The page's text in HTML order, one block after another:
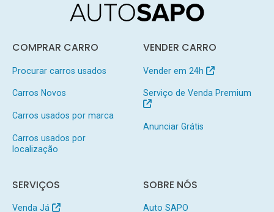
COMPRAR CARRO
Procurar carros usados
Carros Novos
Carros usados por marca
Carros usados por
localização
VENDER CARRO
Vender em 24h
Serviço de Venda Premium
Anunciar Grátis
SERVIÇOS
Venda Já
SOBRE NÓS
Auto SAPO